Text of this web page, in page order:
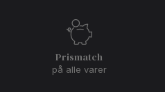
Prismatch
på alle varer